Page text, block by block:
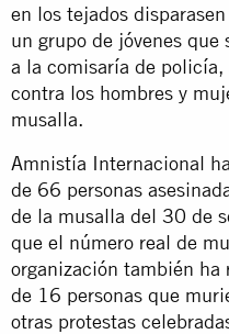
en los tejados
un grupo de jóvenes
a la comisaría de
contra los hombres y
musalla.
Amnistía Internacional
de 66 personas
de la musalla del 30 de
que el número real de
organización también ha
de 16 personas que
otras protestas